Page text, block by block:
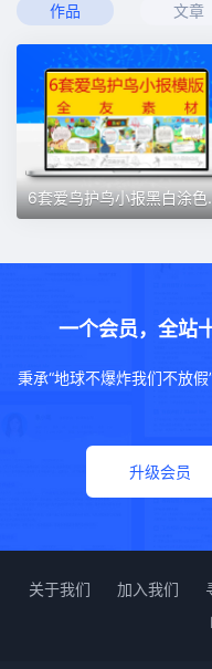
作品 文章
6套爱鸟护鸟
一个会员，全站
秉承“地球不爆炸我们不放
升级会员
关于我们 加入我们